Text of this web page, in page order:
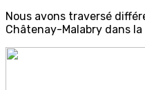
Nous avons traversé
Châtenay-Malabry dans